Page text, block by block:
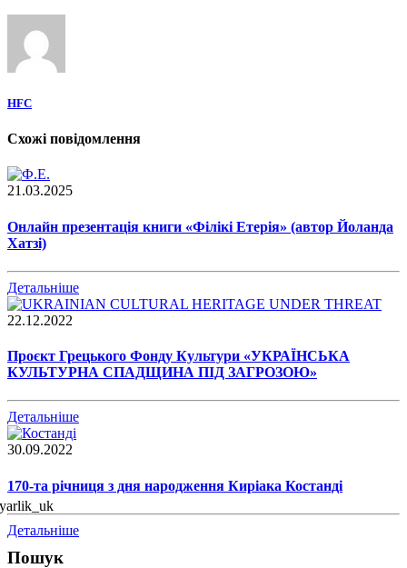
HFC
Схожі повідомлення
21.03.2025
Онлайн презентація книги «Філікі Етерія» (автор Йоланда
Хатзі)
Детальніше
22.12.2022
Проєкт Грецького Фонду Культури «УКРАЇНСЬКА
КУЛЬТУРНА СПАДЩИНА ПІД ЗАГРОЗОЮ»
Детальніше
30.09.2022
170-та річниця з дня народження Киріака Костанді
Детальніше
Пошук